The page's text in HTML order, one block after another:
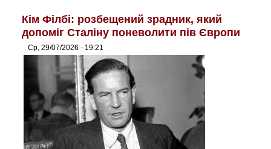
Кім Філбі: розбещений зрадник, який
допоміг Сталіну поневолити пів Європи
Ср, 29/07/2026 - 19:21